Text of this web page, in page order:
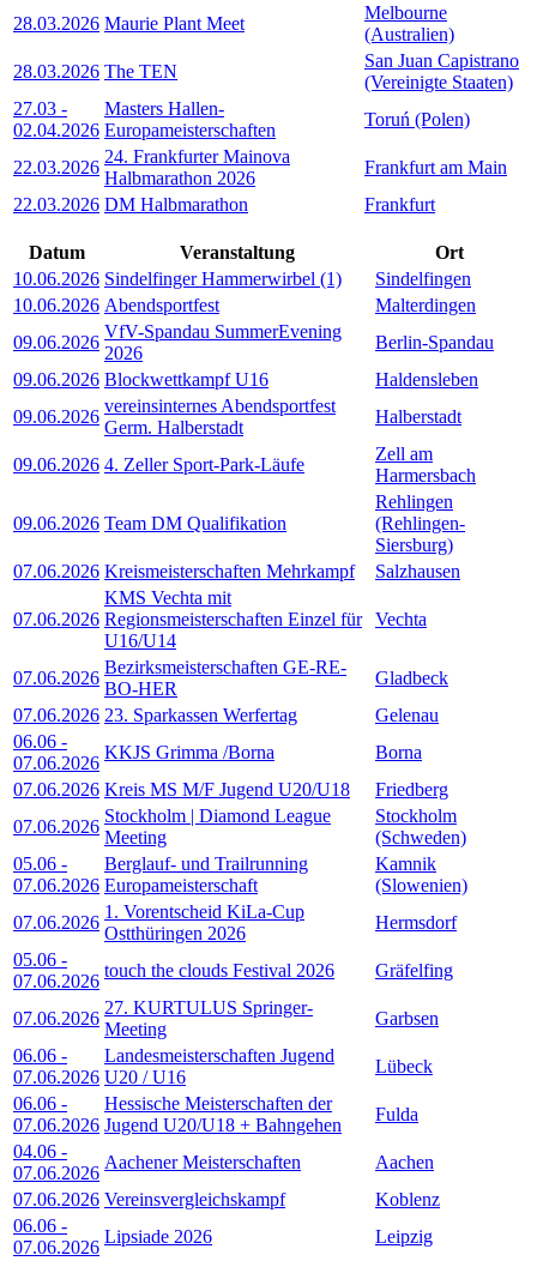
28.03.2026 Maurie Plant Meet
Melbourne
(Australien)
28.03.2026 The TEN
San Juan Capistrano
(Vereinigte Staaten)
27.03 -
02.04.2026
Masters Hallen-
Europameisterschaften
Toruń (Polen)
22.03.2026
24. Frankfurter Mainova
Halbmarathon 2026
Frankfurt am Main
22.03.2026 DM Halbmarathon Frankfurt
Datum Veranstaltung
Ort
10.06.2026 Sindelfinger Hammerwirbel (1)
Sindelfingen
10.06.2026 Abendsportfest
Malterdingen
09.06.2026
VfV-Spandau SummerEvening
2026
Berlin-Spandau
09.06.2026 Blockwettkampf U16
Haldensleben
09.06.2026
vereinsinternes Abendsportfest
Germ. Halberstadt
Halberstadt
09.06.2026 4. Zeller Sport-Park-Läufe
Zell am
Harmersbach
09.06.2026 Team DM Qualifikation
Rehlingen
(Rehlingen-
Siersburg)
07.06.2026 Kreismeisterschaften Mehrkampf Salzhausen
07.06.2026
KMS Vechta mit
Regionsmeisterschaften Einzel für
U16/U14
Vechta
07.06.2026
Bezirksmeisterschaften GE-RE-
BO-HER
Gladbeck
07.06.2026 23. Sparkassen Werfertag
Gelenau
06.06 -
07.06.2026
KKJS Grimma /Borna
Borna
07.06.2026 Kreis MS M/F Jugend U20/U18
Friedberg
07.06.2026
Stockholm | Diamond League
Meeting
Stockholm
(Schweden)
05.06 -
07.06.2026
Berglauf- und Trailrunning
Europameisterschaft
Kamnik
(Slowenien)
07.06.2026
1. Vorentscheid KiLa-Cup
Ostthüringen 2026
Hermsdorf
05.06 -
07.06.2026
touch the clouds Festival 2026 Gräfelfing
07.06.2026
27. KURTULUS Springer-
Meeting
Garbsen
06.06 -
07.06.2026
Landesmeisterschaften Jugend
U20 / U16
Lübeck
06.06 -
07.06.2026
Hessische Meisterschaften der
Jugend U20/U18 + Bahngehen
Fulda
04.06 -
07.06.2026
Aachener Meisterschaften
Aachen
07.06.2026 Vereinsvergleichskampf
Koblenz
06.06 -
07.06.2026
Lipsiade 2026 Leipzig